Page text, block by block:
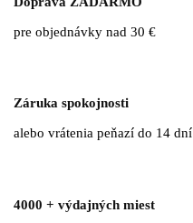
pre objednávky nad 30 €
Záruka spokojnosti
alebo vrátenia peňazí do 14 dní
4000 + výdajných miest